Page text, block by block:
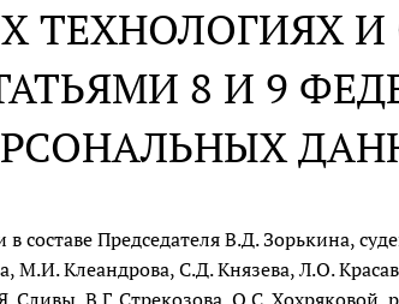
И
8 И 9
Председателя В.Д. Зорькина,
Клеандрова, С.Д. Князева, Л.О.
В.Г. Стрекозова, О.С. Хохряковой,